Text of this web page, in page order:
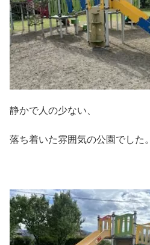
静かで人の少ない、
落ち着いた雰囲気の公園でした。